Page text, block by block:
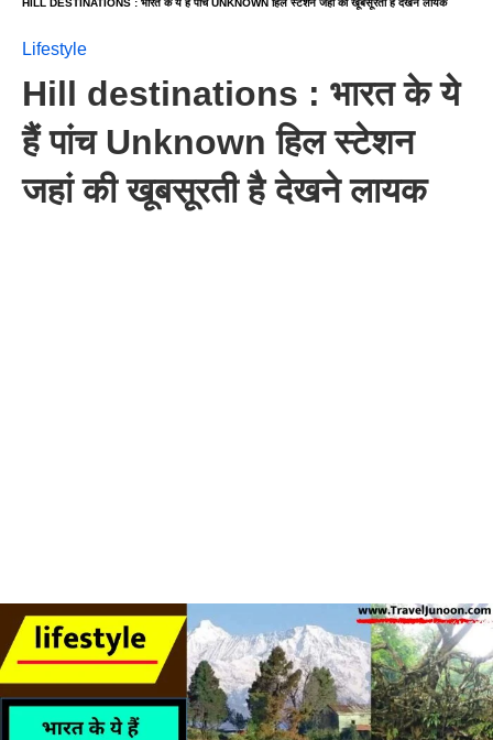
HILL DESTINATIONS : भारत के ये हैं पांच UNKNOWN हिल स्टेशन जहां की खूबसूरती है देखने लायक
Lifestyle
Hill destinations : भारत के ये
हैं पांच Unknown हिल स्टेशन
जहां की खूबसूरती है देखने लायक